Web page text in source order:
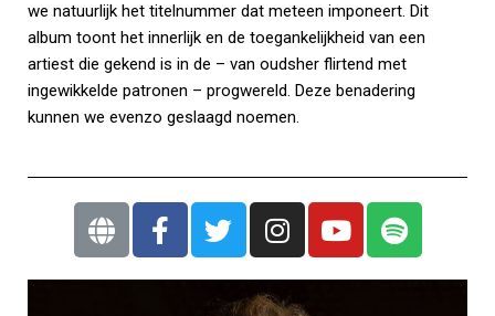
we natuurlijk het titelnummer dat meteen imponeert. Dit
album toont het innerlijk en de toegankelijkheid van een
artiest die gekend is in de – van oudsher flirtend met
ingewikkelde patronen – progwereld. Deze benadering
kunnen we evenzo geslaagd noemen.